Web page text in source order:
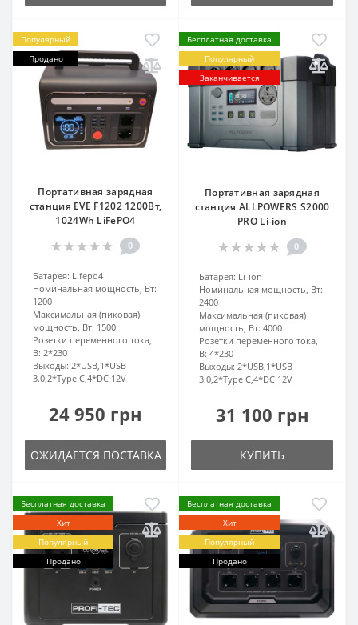
Популярный
Продано
Портативная зарядная
станция EVE F1202 1200Вт,
1024Wh LiFePO4
0
Батарея: Lifepo4
Номинальная мощность, Вт:
1200
Максимальная (пиковая)
мощность, Вт: 1500
Розетки переменного тока,
В: 2*230
Выходы: 2*USB,1*USB
3.0,2*Type C,4*DC 12V
24 950 грн
ОЖИДАЕТСЯ ПОСТАВКА
Бесплатная доставка
Популярный
Заканчивается
Портативная зарядная
станция ALLPOWERS S2000
PRO Li-ion
0
Батарея: Li-ion
Номинальная мощность, Вт:
2400
Максимальная (пиковая)
мощность, Вт: 4000
Розетки переменного тока,
В: 4*230
Выходы: 2*USB,1*USB
3.0,2*Type C,4*DC 12V
31 100 грн
КУПИТЬ
Бесплатная доставка
Хит
Популярный
Продано
Бесплатная доставка
Хит
Популярный
Продано